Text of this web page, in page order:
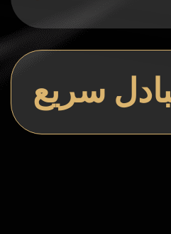
Tron
GRAM
Notcoin (NOT)